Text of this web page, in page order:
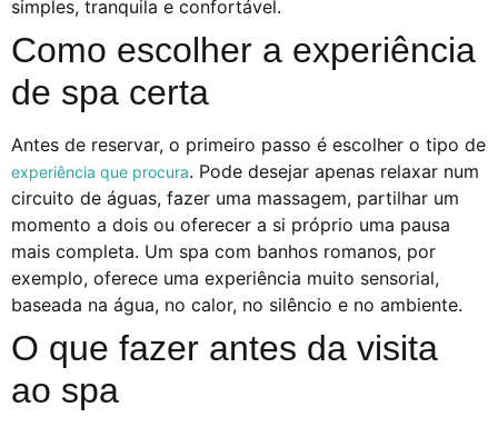
simples, tranquila e confortável.
Como escolher a experiência
de spa certa
Antes de reservar, o primeiro passo é escolher o tipo de
experiência que procura. Pode desejar apenas relaxar num
circuito de águas, fazer uma massagem, partilhar um
momento a dois ou oferecer a si próprio uma pausa
mais completa. Um spa com banhos romanos, por
exemplo, oferece uma experiência muito sensorial,
baseada na água, no calor, no silêncio e no ambiente.
O que fazer antes da visita
ao spa